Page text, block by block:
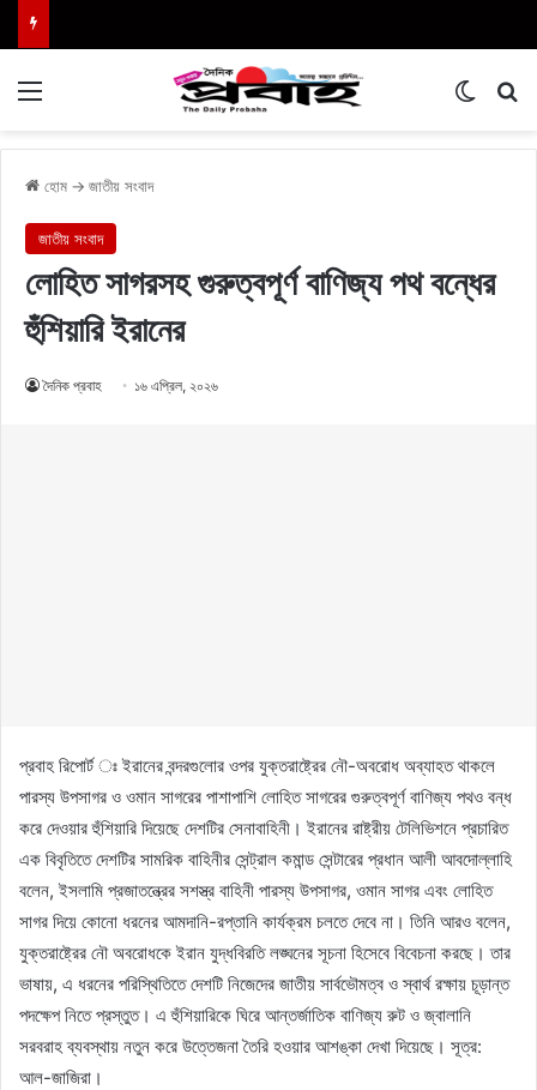
হোম → জাতীয় সংবাদ
জাতীয় সংবাদ
লোহিত সাগরসহ গুরুত্বপূর্ণ বাণিজ্য পথ বন্ধের
হুঁশিয়ারি ইরানের
দৈনিক প্রবাহ ১৬ এপ্রিল, ২০২৬
প্রবাহ রিপোর্ট ঃ ইরানের বন্দরগুলোর ওপর যুক্তরাষ্ট্রের নৌ-অবরোধ অব্যাহত থাকলে
পারস্য উপসাগর ও ওমান সাগরের পাশাপাশি লোহিত সাগরের গুরুত্বপূর্ণ বাণিজ্য পথও বন্ধ
করে দেওয়ার হুঁশিয়ারি দিয়েছে দেশটির সেনাবাহিনী। ইরানের রাষ্ট্রীয় টেলিভিশনে প্রচারিত
এক বিবৃতিতে দেশটির সামরিক বাহিনীর সেন্ট্রাল কমান্ড সেন্টারের প্রধান আলী আবদোল্লাহি
বলেন, ইসলামি প্রজাতন্ত্রের সশস্ত্র বাহিনী পারস্য উপসাগর, ওমান সাগর এবং লোহিত
সাগর দিয়ে কোনো ধরনের আমদানি-রপ্তানি কার্যক্রম চলতে দেবে না। তিনি আরও বলেন,
যুক্তরাষ্ট্রের নৌ অবরোধকে ইরান যুদ্ধবিরতি লঙ্ঘনের সূচনা হিসেবে বিবেচনা করছে। তার
ভাষায়, এ ধরনের পরিস্থিতিতে দেশটি নিজেদের জাতীয় সার্বভৌমত্ব ও স্বার্থ রক্ষায় চূড়ান্ত
পদক্ষেপ নিতে প্রস্তুত। এ হুঁশিয়ারিকে ঘিরে আন্তর্জাতিক বাণিজ্য রুট ও জ্বালানি
সরবরাহ ব্যবস্থায় নতুন করে উত্তেজনা তৈরি হওয়ার আশঙ্কা দেখা দিয়েছে। সূত্র:
আল-জাজিরা।